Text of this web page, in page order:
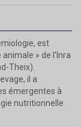
est
» de l'Inra
Theix).
il a
émergentes à
nutritionnelle